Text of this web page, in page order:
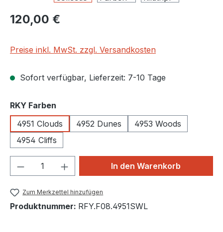
Regulärer Preis:
120,00 €
Preise inkl. MwSt. zzgl. Versandkosten
Sofort verfügbar, Lieferzeit: 7-10 Tage
RKY Farben
4951 Clouds
4952 Dunes
4953 Woods
4954 Cliffs
Produkt Anzahl: Gib denIn den Warenkorb
Zum Merkzettel hinzufügen
Produktnummer: RFY.F08.4951SWL